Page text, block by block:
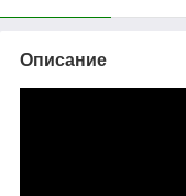
Описание